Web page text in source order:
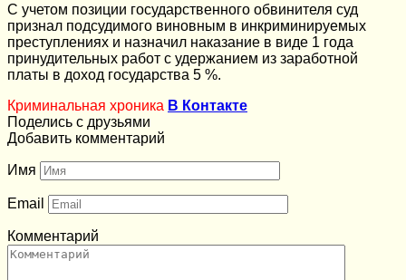
С учетом позиции государственного обвинителя суд
признал подсудимого виновным в инкриминируемых
преступлениях и назначил наказание в виде 1 года
принудительных работ с удержанием из заработной
платы в доход государства 5 %.
Криминальная хроника В Контакте
Поделись с друзьями
Добавить комментарий
Имя
Email
Комментарий